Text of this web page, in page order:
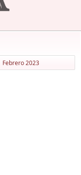
Febrero 2023